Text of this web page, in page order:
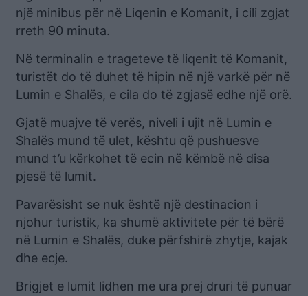
një minibus për në Liqenin e Komanit, i cili zgjat
rreth 90 minuta.
Në terminalin e trageteve të liqenit të Komanit,
turistët do të duhet të hipin në një varkë për në
Lumin e Shalës, e cila do të zgjasë edhe një orë.
Gjatë muajve të verës, niveli i ujit në Lumin e
Shalës mund të ulet, kështu që pushuesve
mund t’u kërkohet të ecin në këmbë në disa
pjesë të lumit.
Pavarësisht se nuk është një destinacion i
njohur turistik, ka shumë aktivitete për të bërë
në Lumin e Shalës, duke përfshirë zhytje, kajak
dhe ecje.
Brigjet e lumit lidhen me ura prej druri të punuar